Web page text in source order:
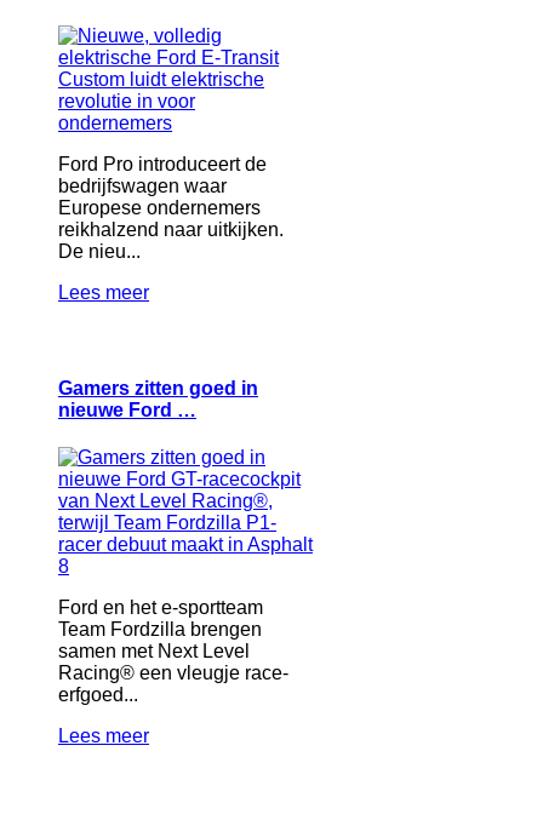
Ford Pro introduceert de
bedrijfswagen waar
Europese ondernemers
reikhalzend naar uitkijken.
De nieu...
Lees meer
Gamers zitten goed in
nieuwe Ford …
Ford en het e-sportteam
Team Fordzilla brengen
samen met Next Level
Racing® een vleugje race-
erfgoed...
Lees meer